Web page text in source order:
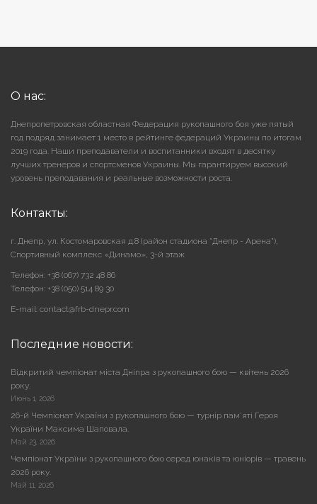
О нас:
Днепропетровская областная Федерация рукопашного боя уже пятый
год подряд занимает 1 место в рейтинге федераций Украины по итогам
2019 года. Наши преподаватели и воспитанники входят в десятку
лучших тренеров и спортсменов Украины. Мы гарантируем высокий
уровень преподавания и реальные возможности роста.
Контакты:
г. Днепр, ул. Костомаровская д.8 (район стадиона "Днепр - Арена"),
Cпортивный комплекс «Динамо», 3-й этаж
Телефон: +38 (067) 732 48 86
Телефон: +38 (050) 514 89 30
E-mail: contact@frb-dnepr.com
Последние новости:
Відкритий чемпіонат міста Дніпра з рукопашного бою — квітень 2026
року.
Июнь 1, 2026
26-й Чемпіонат України з рукопашного бою — турнір пам’яті Героя
України Максима Шаповала.
Май 23, 2026
Чемпіонат України з рукопашного бою серед юнаків та юніорів — травень
2026 року.
Май 11, 2026